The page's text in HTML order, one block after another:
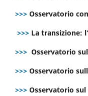
>>> Osservatorio
>>> La transizione:
>>> Osservatorio
>>> Osservatorio
>>> Osservatorio